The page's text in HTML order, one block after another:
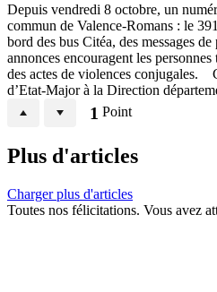
Depuis vendredi 8 octobre, un
commun de Valence-Romans : le
bord des bus Citéa, des messages
annonces encouragent les
des actes de violences
d’Etat-Major à la Direction
1 Point
Plus d'articles
Charger plus d'articles
Toutes nos félicitations. Vous avez